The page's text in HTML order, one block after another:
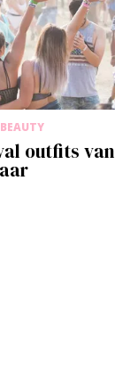
outfits van